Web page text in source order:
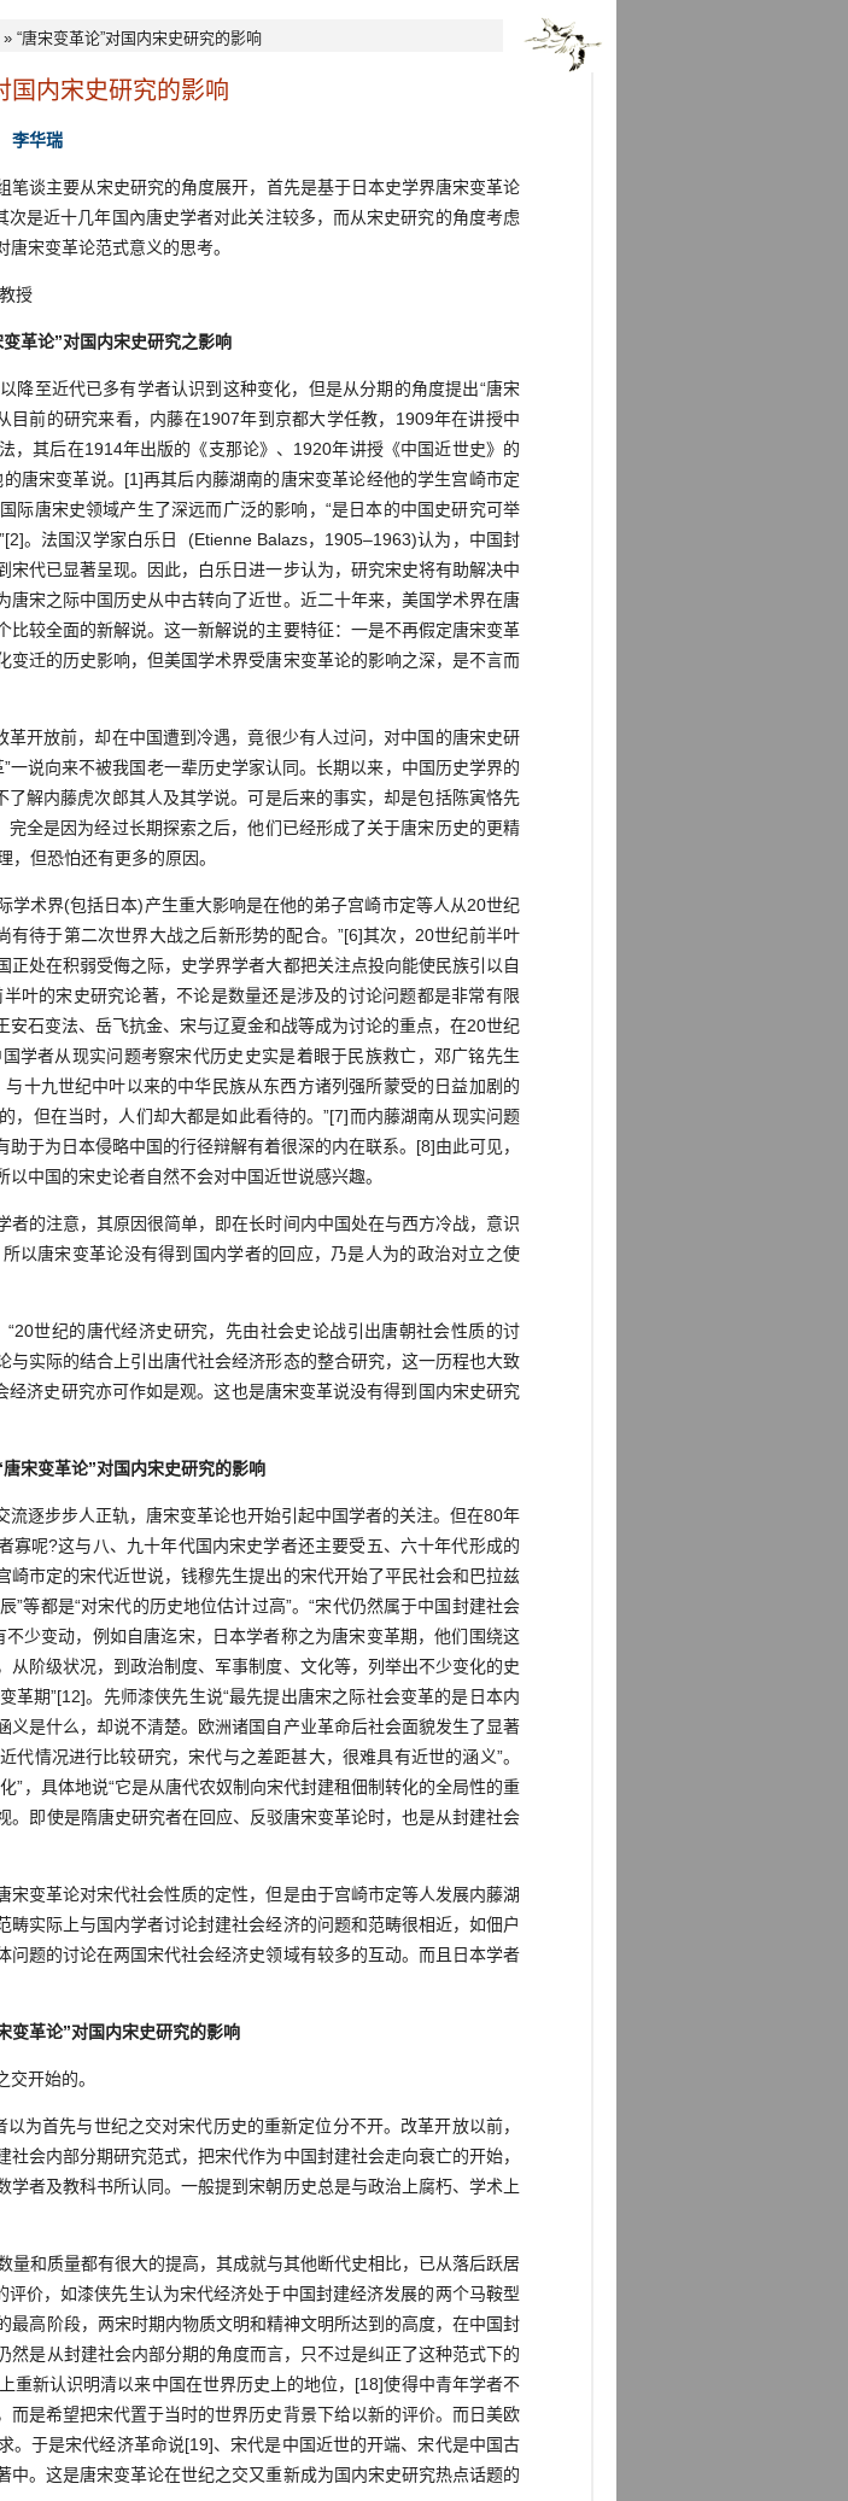
» “唐宋变革论”对国内宋史研究的影响
国内宋史研究的影响
李华瑞
笔谈主要从宋史研究的角度展开，首先是基于日本史学界唐宋变革论
是近十几年国內唐史学者对此关注较多，而从宋史研究的角度考虑
宋变革论范式意义的思考。
授
革论”对国内宋史研究之影响
至近代已多有学者认识到这种变化，但是从分期的角度提出“唐宋
前的研究来看，内藤在1907年到京都大学任教，1909年在讲授中
，其后在1914年出版的《支那论》、1920年讲授《中国近世史》的
唐宋变革说。[1]再其后内藤湖南的唐宋变革论经他的学生宫崎市定
际唐宋史领域产生了深远而广泛的影响，“是日本的中国史研究可举
。法国汉学家白乐日 (Etienne Balazs，1905–1963)认为，中国封
代已显著呈现。因此，白乐日进一步认为，研究宋史将有助解决中
宋之际中国历史从中古转向了近世。近二十年来，美国学术界在唐
较全面的新解说。这一新解说的主要特征：一是不再假定唐宋变革
迁的历史影响，但美国学术界受唐宋变革论的影响之深，是不言而
开放前，却在中国遭到冷遇，竟很少有人过问，对中国的唐宋史研
说向来不被我国老一辈历史学家认同。长期以来，中国历史学界的
解内藤虎次郎其人及其学说。可是后来的事实，却是包括陈寅恪先
全是因为经过长期探索之后，他们已经形成了关于唐宋历史的更精
但恐怕还有更多的原因。
术界(包括日本)产生重大影响是在他的弟子宫崎市定等人从20世纪
待于第二次世界大战之后新形势的配合。”[6]其次，20世纪前半叶
处在积弱受侮之际，史学界学者大都把关注点投向能使民族引以自
叶的宋史研究论著，不论是数量还是涉及的讨论问题都是非常有限
石变法、岳飞抗金、宋与辽夏金和战等成为讨论的重点，在20世纪
学者从现实问题考察宋代历史史实是着眼于民族救亡，邓广铭先生
十九世纪中叶以来的中华民族从东西方诸列强所蒙受的日益加剧的
，但在当时，人们却大都是如此看待的。”[7]而内藤湖南从现实问题
于为日本侵略中国的行径辩解有着很深的内在联系。[8]由此可见，
中国的宋史论者自然不会对中国近世说感兴趣。
的注意，其原因很简单，即在长时间内中国处在与西方冷战，意识
以唐宋变革论没有得到国内学者的回应，乃是人为的政治对立之使
世纪的唐代经济史研究，先由社会史论战引出唐朝社会性质的讨
实际的结合上引出唐代社会经济形态的整合研究，这一历程也大致
济史研究亦可作如是观。这也是唐宋变革说没有得到国内宋史研究
宋变革论”对国内宋史研究的影响
逐步步人正轨，唐宋变革论也开始引起中国学者的关注。但在80年
呢?这与八、九十年代国内宋史学者还主要受五、六十年代形成的
市定的宋代近世说，钱穆先生提出的宋代开始了平民社会和巴拉兹
等都是“对宋代的历史地位估计过高”。“宋代仍然属于中国封建社会
少变动，例如自唐迄宋，日本学者称之为唐宋变革期，他们围绕这
阶级状况，到政治制度、军事制度、文化等，列举出不少变化的史
期”[12]。先师漆侠先生说“最先提出唐宋之际社会变革的是日本内
是什么，却说不清楚。欧洲诸国自产业革命后社会面貌发生了显著
情况进行比较研究，宋代与之差距甚大，很难具有近世的涵义”。
”，具体地说“它是从唐代农奴制向宋代封建租佃制转化的全局性的重
即使是隋唐史研究者在回应、反驳唐宋变革论时，也是从封建社会
变革论对宋代社会性质的定性，但是由于宫崎市定等人发展内藤湖
实际上与国内学者讨论封建社会经济的问题和范畴很相近，如佃户
题的讨论在两国宋代社会经济史领域有较多的互动。而且日本学者
变革论”对国内宋史研究的影响
开始的。
首先与世纪之交对宋代历史的重新定位分不开。改革开放以前，
会内部分期研究范式，把宋代作为中国封建社会走向衰亡的开始，
者及教科书所认同。一般提到宋朝历史总是与政治上腐朽、学术上
和质量都有很大的提高，其成就与其他断代史相比，已从落后跃居
价，如漆侠先生认为宋代经济处于中国封建经济发展的两个马鞍型
最高阶段，两宋时期内物质文明和精神文明所达到的高度，在中国封
是从封建社会内部分期的角度而言，只不过是纠正了这种范式下的
重新认识明清以来中国在世界历史上的地位，[18]使得中青年学者不
是希望把宋代置于当时的世界历史背景下给以新的评价。而日美欧
。于是宋代经济革命说[19]、宋代是中国近世的开端、宋代是中国古
。这是唐宋变革论在世纪之交又重新成为国内宋史研究热点话题的